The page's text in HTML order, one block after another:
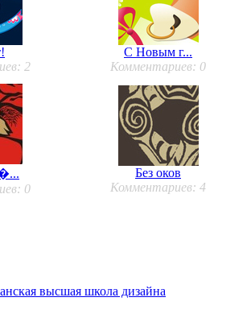
2
С Новым г...
Комментариев: 0
0
Без оков
Комментариев: 4